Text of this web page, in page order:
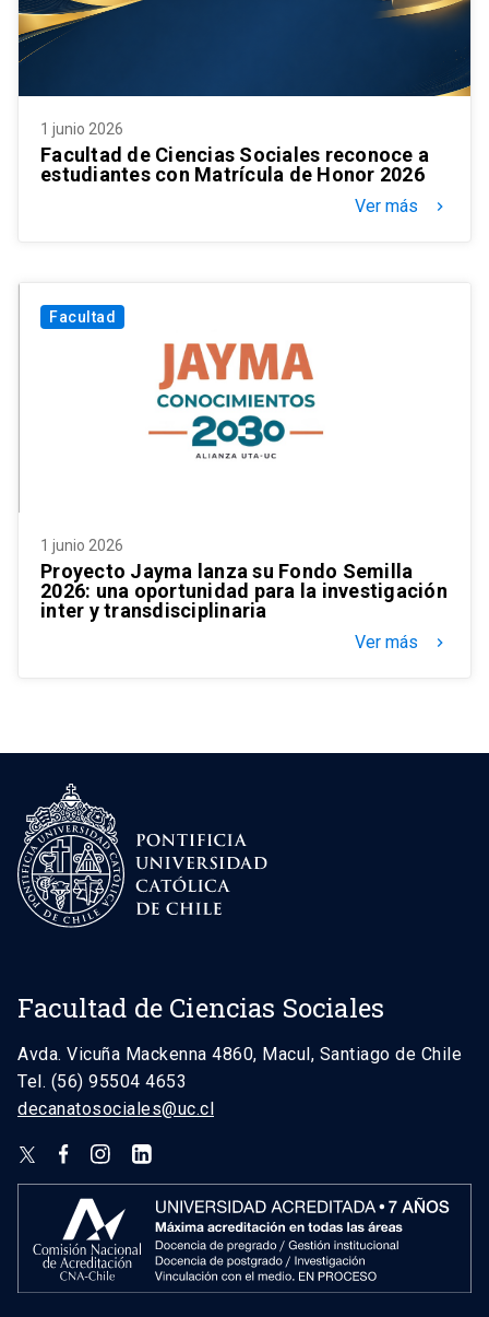
1 junio 2026
Facultad de Ciencias Sociales reconoce a
estudiantes con Matrícula de Honor 2026
Ver más keyboard_arrow_right
Facultad
1 junio 2026
Proyecto Jayma lanza su Fondo Semilla
2026: una oportunidad para la investigación
inter y transdisciplinaria
Ver más keyboard_arrow_right
Facultad de Ciencias Sociales
Avda. Vicuña Mackenna 4860, Macul, Santiago de Chile
Tel. (56) 95504 4653
decanatosociales@uc.cl